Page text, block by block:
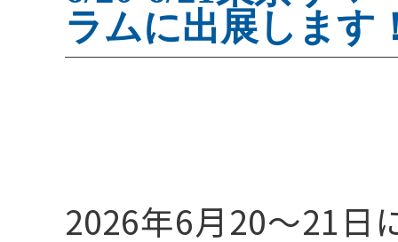
ラムに出展します
2026年6月20〜21日